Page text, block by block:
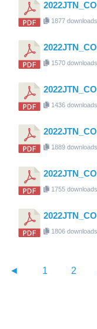
1877
1570
1436
1889
1755
1806
◄ 1 2